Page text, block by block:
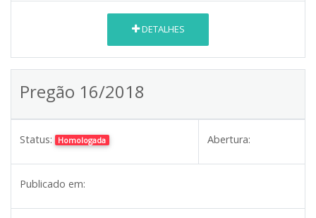
DETALHES
Pregão 16/2018
Status: Homologada Abertura:
Publicado em: